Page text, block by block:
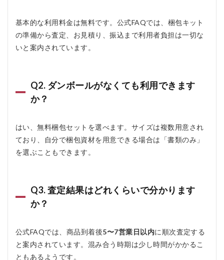
基本的な利用料金は無料です。公式FAQでは、梱包キット
の準備から査定、お見積り、振込まで利用者負担は一切な
いと案内されています。
Q2. ダンボールがなくても利用できます
か？
はい、無料梱包セットを選べます。サイズは複数用意され
ており、自分で梱包資材を用意できる場合は「書類のみ」
を選ぶこともできます。
Q3. 査定結果はどれくらいで分かります
か？
公式FAQでは、商品到着後5〜7営業日以内に順次査定する
と案内されています。混み合う時期は少し時間がかかるこ
ともあるようです。